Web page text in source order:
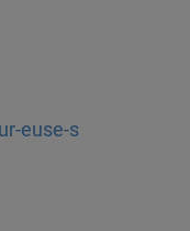
euse-s